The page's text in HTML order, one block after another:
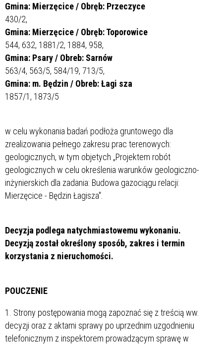
Gmina: Mierzęcice / Obręb: Przeczyce
430/2,
Gmina: Mierzęcice / Obręb: Toporowice
544, 632, 1881/2, 1884, 958,
Gmina: Psary / Obreb: Sarnów
563/4, 563/5, 584/19, 713/5,
Gmina: m. Będzin / Obreb: Łagi sza
1857/1, 1873/5
w celu wykonania badań podłoża gruntowego dla
zrealizowania pełnego zakresu prac terenowych:
geologicznych, w tym objetych „Projektem robót
geologicznych w celu określenia warunków geologiczno-
inżynierskich dla zadania: Budowa gazociągu relacji:
Mierzęcice - Będzin Łagisza".
Decyzja podlega natychmiastowemu wykonaniu.
Decyzją został określony sposób, zakres i termin
korzystania z nieruchomości.
POUCZENIE
1. Strony postępowania mogą zapoznać się z treścią ww.
decyzji oraz z aktami sprawy po uprzednim uzgodnieniu
telefonicznym z inspektorem prowadzącym sprawę w